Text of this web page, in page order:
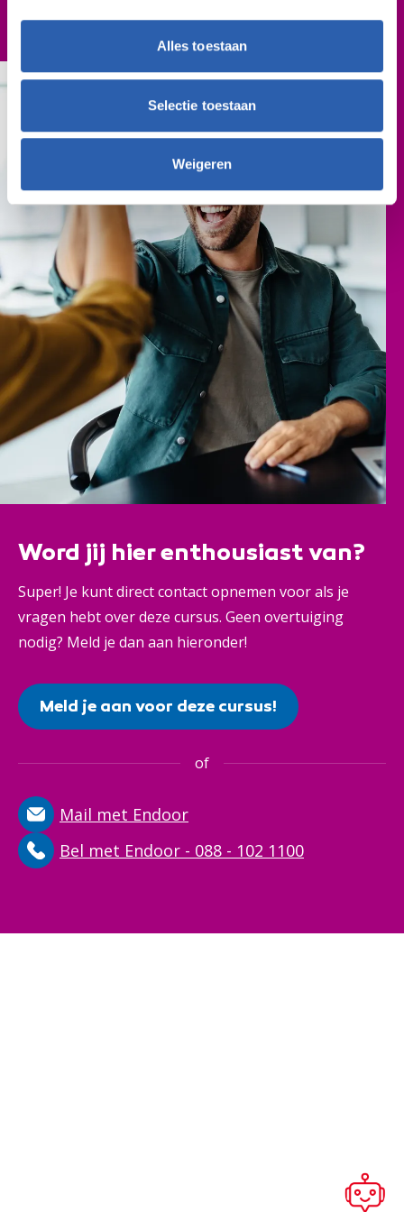
Alles toestaan
Selectie toestaan
Weigeren
Word jij hier enthousiast van?
Super! Je kunt direct contact opnemen voor als je
vragen hebt over deze cursus. Geen overtuiging
nodig? Meld je dan aan hieronder!
Meld je aan voor deze cursus!
of
Mail met Endoor
Bel met Endoor - 088 - 102 1100